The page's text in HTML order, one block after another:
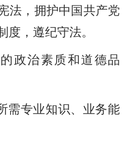
法，拥护中国共产党
，遵纪守法。
政治素质和道德品
需专业知识、业务能